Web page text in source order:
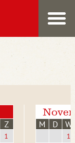
Z
1
M D W
1